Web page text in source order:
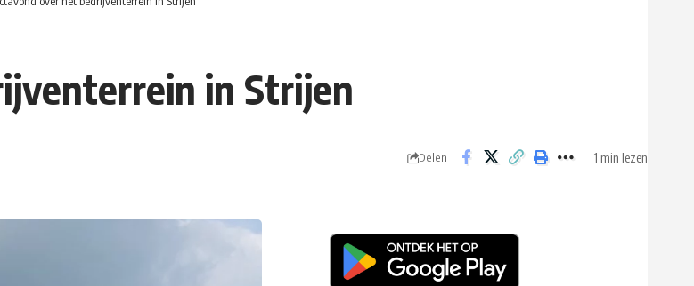
in Strijen
Delen 1 min lezen